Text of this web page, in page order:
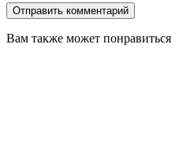
Вам также может понравиться